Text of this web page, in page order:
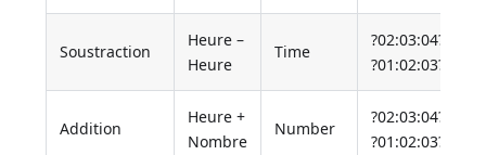
Soustraction
Heure –
Heure
Time
?02:03:04?
?01:02:03?
Addition
Heure +
Nombre
Number
?02:03:04?
?01:02:03?